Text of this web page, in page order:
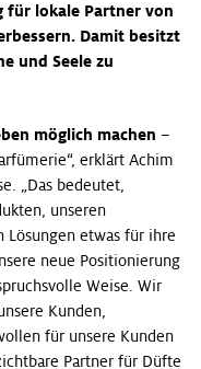
für lokale Partner von
Damit besitzt
und Seele zu
möglich machen –
erklärt Achim
„Das bedeutet,
unseren
Lösungen etwas für ihre
neue Positionierung
Weise. Wir
Kunden,
für unsere Kunden
Partner für Düfte